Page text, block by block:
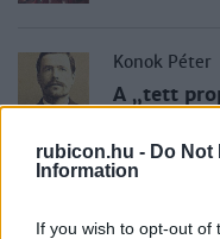
rubicon.hu - Do Not
Information
If you wish to opt-out of
Konok Péter
A „tett
Heiszler